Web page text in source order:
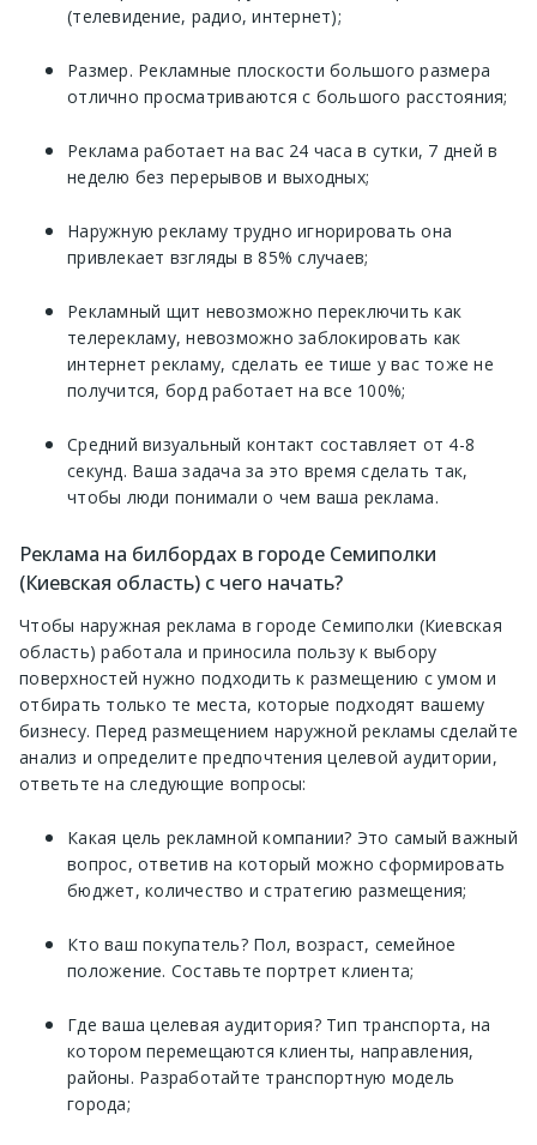
(телевидение, радио, интернет);
Размер. Рекламные плоскости большого размера
отлично просматриваются с большого расстояния;
Реклама работает на вас 24 часа в сутки, 7 дней в
неделю без перерывов и выходных;
Наружную рекламу трудно игнорировать она
привлекает взгляды в 85% случаев;
Рекламный щит невозможно переключить как
телерекламу, невозможно заблокировать как
интернет рекламу, сделать ее тише у вас тоже не
получится, борд работает на все 100%;
Средний визуальный контакт составляет от 4-8
секунд. Ваша задача за это время сделать так,
чтобы люди понимали о чем ваша реклама.
Реклама на билбордах в городе Семиполки
(Киевская область) с чего начать?
Чтобы наружная реклама в городе Семиполки (Киевская
область) работала и приносила пользу к выбору
поверхностей нужно подходить к размещению с умом и
отбирать только те места, которые подходят вашему
бизнесу. Перед размещением наружной рекламы сделайте
анализ и определите предпочтения целевой аудитории,
ответьте на следующие вопросы:
Какая цель рекламной компании? Это самый важный
вопрос, ответив на который можно сформировать
бюджет, количество и стратегию размещения;
Кто ваш покупатель? Пол, возраст, семейное
положение. Составьте портрет клиента;
Где ваша целевая аудитория? Тип транспорта, на
котором перемещаются клиенты, направления,
районы. Разработайте транспортную модель
города;